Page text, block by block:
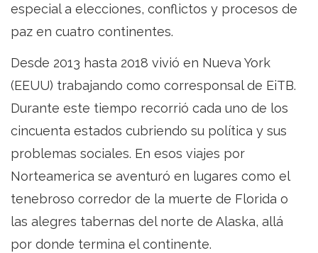
especial a elecciones, conflictos y procesos de
paz en cuatro continentes.
Desde 2013 hasta 2018 vivió en Nueva York
(EEUU) trabajando como corresponsal de EiTB.
Durante este tiempo recorrió cada uno de los
cincuenta estados cubriendo su política y sus
problemas sociales. En esos viajes por
Norteamerica se aventuró en lugares como el
tenebroso corredor de la muerte de Florida o
las alegres tabernas del norte de Alaska, allá
por donde termina el continente.